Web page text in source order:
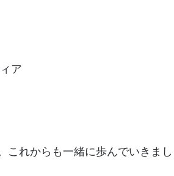
ア
これからも一緒に歩んでいきま